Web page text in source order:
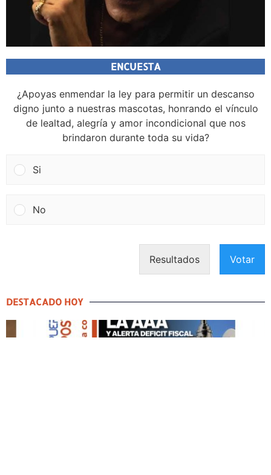
ENCUESTA
¿Apoyas enmendar la ley para permitir un descanso
digno junto a nuestras mascotas, honrando el vínculo
de lealtad, alegría y amor incondicional que nos
brindaron durante toda su vida?
Si
No
Resultados Votar
DESTACADO HOY